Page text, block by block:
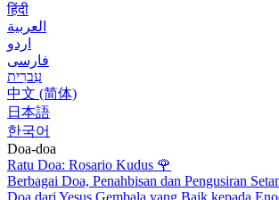
हिंदी
العربية
اردو
فارسی
עִברִית
中文 (简体)
日本語
한국어
Doa-doa
Ratu Doa: Rosario Kudus 🌹
Berbagai Doa, Penahbisan dan Pengusiran
Doa dari Yesus Gembala yang Baik kepada